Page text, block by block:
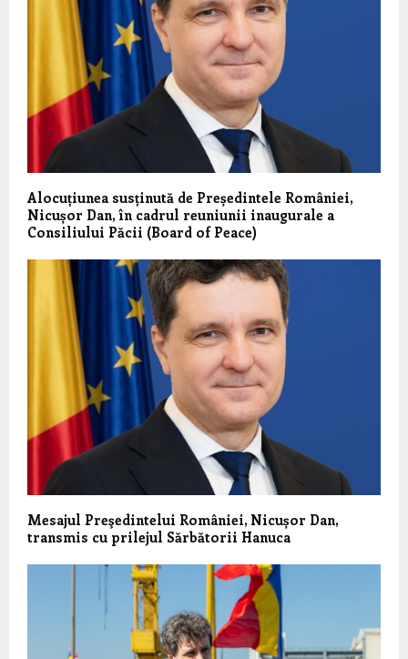
Alocuțiunea susținută de Președintele României,
Nicușor Dan, în cadrul reuniunii inaugurale a
Consiliului Păcii (Board of Peace)
Mesajul Preşedintelui României, Nicușor Dan,
transmis cu prilejul Sărbătorii Hanuca